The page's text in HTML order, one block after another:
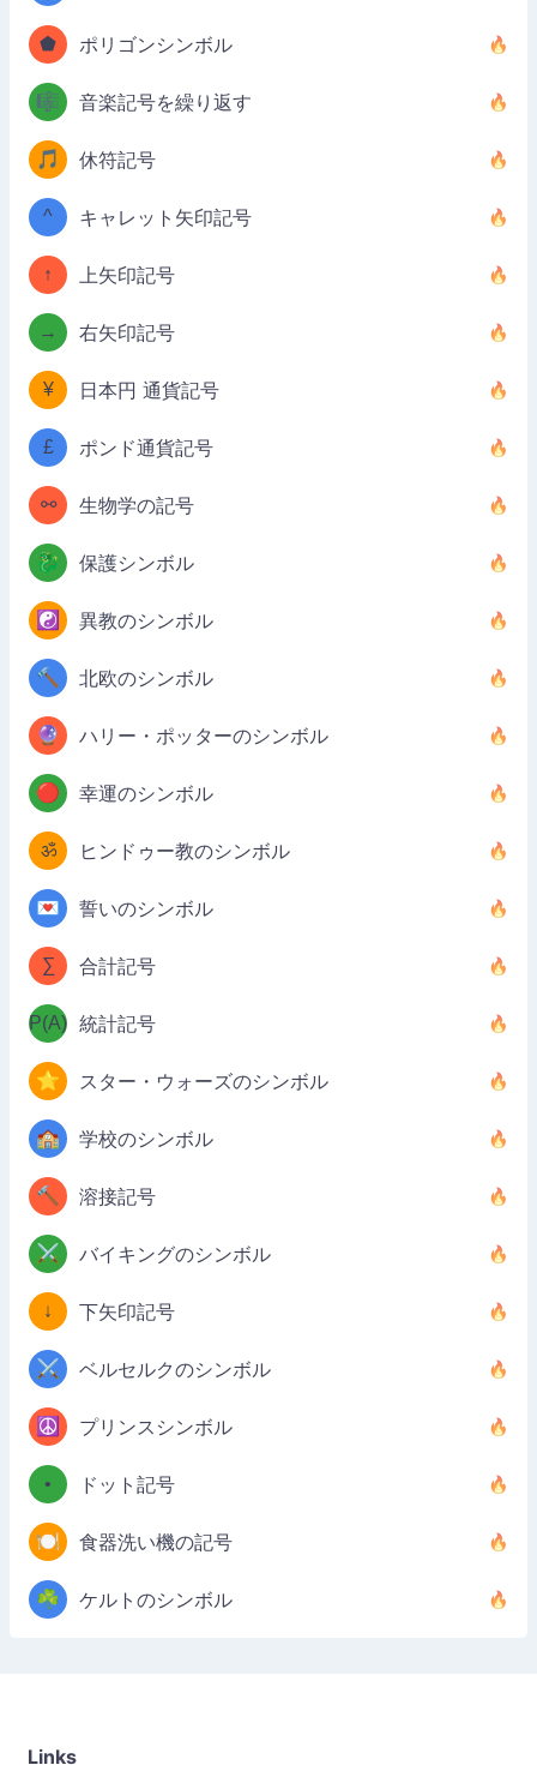
⬟ ポリゴンシンボル
🎼 音楽記号を繰り返す
🎵 休符記号
^ キャレット矢印記号
↑ 上矢印記号
→ 右矢印記号
¥ 日本円 通貨記号
£ ポンド通貨記号
⚯ 生物学の記号
🐉 保護シンボル
☯️ 異教のシンボル
🔨 北欧のシンボル
🔮 ハリー・ポッターのシンボル
🔴 幸運のシンボル
ॐ ヒンドゥー教のシンボル
💌 誓いのシンボル
∑ 合計記号
P(A) 統計記号
⭐ スター・ウォーズのシンボル
🏫 学校のシンボル
🔨 溶接記号
⚔️ バイキングのシンボル
↓ 下矢印記号
⚔️ ベルセルクのシンボル
☮️ プリンスシンボル
• ドット記号
🍽️ 食器洗い機の記号
☘️ ケルトのシンボル
Links